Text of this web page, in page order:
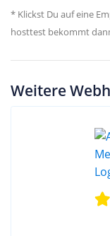
* Klickst Du auf eine
hosttest bekommt
Weitere